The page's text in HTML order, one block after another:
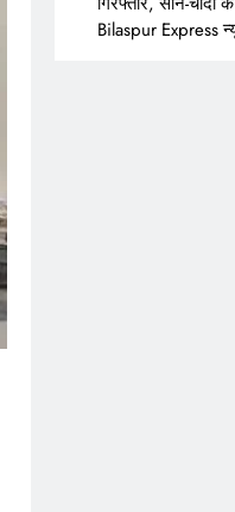
Bilaspur Express